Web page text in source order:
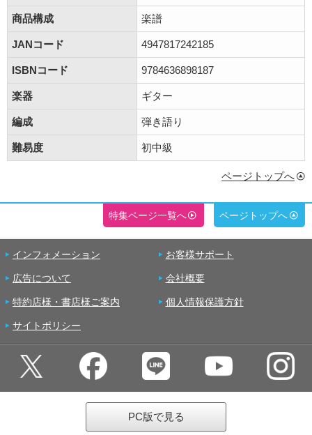
商品構成 楽譜
JANコード 4947817242185
ISBNコード 9784636898187
楽器 ギター
編成 弾き語り
難易度 初中級
ページトップへ
特集ページ一覧へ ページトップへ
インフォメーション お客様サポート
広告について 会社概要
特約店様・書店様ご案内 個人情報保護方針
サイトポリシー
PC版で見る